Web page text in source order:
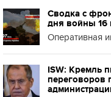
Сводка с
дня войны 16
Оперативная
ISW: Кремль
переговоров